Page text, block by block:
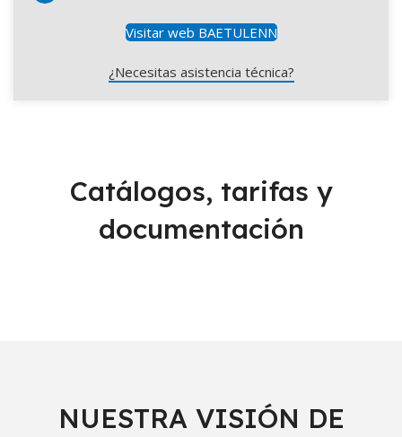
Visitar web BAETULENN
¿Necesitas asistencia técnica?
Catálogos, tarifas y
documentación
NUESTRA VISIÓN DE